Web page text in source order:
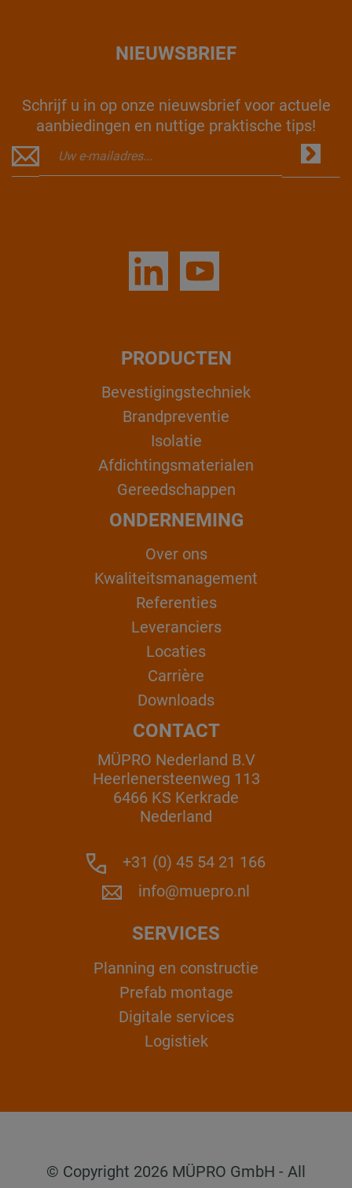
NIEUWSBRIEF
Schrijf u in op onze nieuwsbrief voor actuele
aanbiedingen en nuttige praktische tips!
PRODUCTEN
Bevestigingstechniek
Brandpreventie
Isolatie
Afdichtingsmaterialen
Gereedschappen
ONDERNEMING
Over ons
Kwaliteitsmanagement
Referenties
Leveranciers
Locaties
Carrière
Downloads
CONTACT
MÜPRO Nederland B.V
Heerlenersteenweg 113
6466 KS Kerkrade
Nederland
+31 (0) 45 54 21 166
info@muepro.nl
SERVICES
Planning en constructie
Prefab montage
Digitale services
Logistiek
© Copyright 2026 MÜPRO GmbH - All